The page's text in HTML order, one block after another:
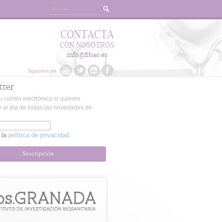
Síguenos en
CONTACTA
CON NOSOTROS
info@fibao.es
correo electrónico si quieres
al día de todas las novedades de
la política de privacidad
Suscripción